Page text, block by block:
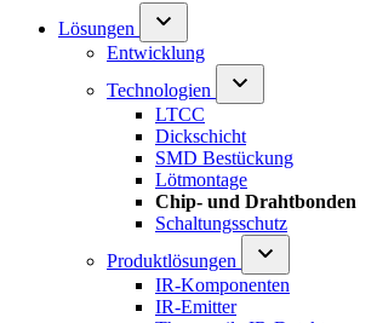
Lösungen
Entwicklung
Technologien
LTCC
Dickschicht
SMD Bestückung
Lötmontage
Chip- und Drahtbonden
Schaltungsschutz
Produktlösungen
IR-Komponenten
IR-Emitter